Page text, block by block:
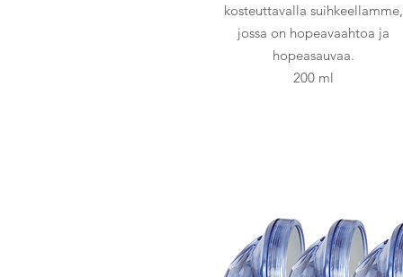
kosteuttavalla suihkeellamme,
jossa on hopeavaahtoa ja
hopeasauvaa.
200 ml